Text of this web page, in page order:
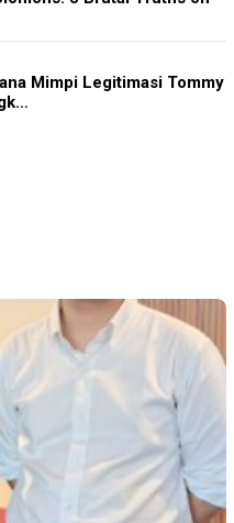
Mimpi Legitimasi Tommy